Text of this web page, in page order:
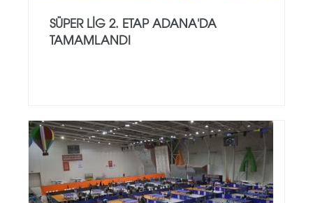
SÜPER LİG 2. ETAP ADANA'DA
TAMAMLANDI